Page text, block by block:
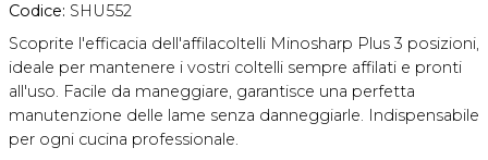
Codice: SHU552
Scoprite l'efficacia dell'affilacoltelli Minosharp Plus 3 posizioni,
ideale per mantenere i vostri coltelli sempre affilati e pronti
all'uso. Facile da maneggiare, garantisce una perfetta
manutenzione delle lame senza danneggiarle. Indispensabile
per ogni cucina professionale.